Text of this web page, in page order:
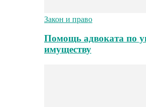
Закон и право
Помощь адвоката по
имуществу